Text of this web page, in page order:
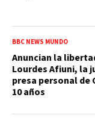
BBC NEWS MUNDO
Anuncian la
Lourdes Afiuni, la
presa personal de
10 años